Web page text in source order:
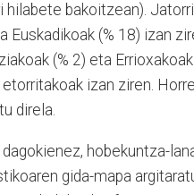
hilabete bakoitzean).
Euskadikoak (% 18) izan
(% 2) eta
izan ziren.
direla.
hobekuntza-
gida-mapa